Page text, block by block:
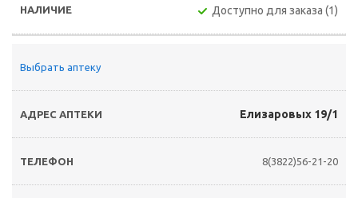
Доступно для заказа (1)
Выбрать аптеку
Елизаровых 19/1
8(3822)56-21-20